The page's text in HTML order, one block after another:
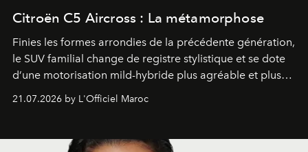
Citroën C5 Aircross : La métamorphose
Finies les formes arrondies de la précédente génération,
le SUV familial change de registre stylistique et se dote
d’une motorisation mild-hybride plus agréable et plus
gagné en maturité.
21.07.2026 by L'Officiel Maroc